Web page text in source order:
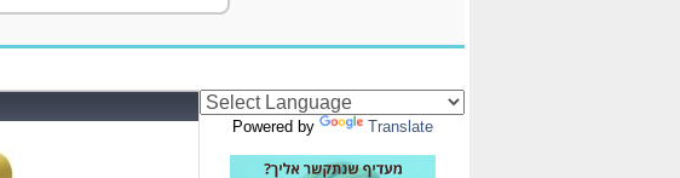
Powered by Translate